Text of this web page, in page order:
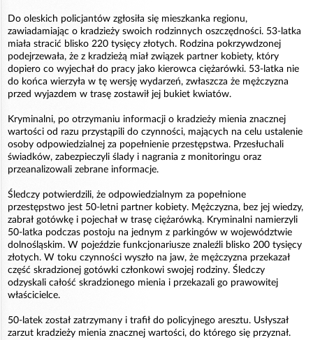
Do oleskich policjantów zgłosiła się mieszkanka regionu,
zawiadamiając o kradzieży swoich rodzinnych oszczędności. 53-latka
miała stracić blisko 220 tysięcy złotych. Rodzina pokrzywdzonej
podejrzewała, że z kradzieżą miał związek partner kobiety, który
dopiero co wyjechał do pracy jako kierowca ciężarówki. 53-latka nie
do końca wierzyła w tę wersję wydarzeń, zwłaszcza że mężczyzna
przed wyjazdem w trasę zostawił jej bukiet kwiatów.
Kryminalni, po otrzymaniu informacji o kradzieży mienia znacznej
wartości od razu przystąpili do czynności, mających na celu ustalenie
osoby odpowiedzialnej za popełnienie przestępstwa. Przesłuchali
świadków, zabezpieczyli ślady i nagrania z monitoringu oraz
przeanalizowali zebrane informacje.
Śledczy potwierdzili, że odpowiedzialnym za popełnione
przestępstwo jest 50-letni partner kobiety. Mężczyzna, bez jej wiedzy,
zabrał gotówkę i pojechał w trasę ciężarówką. Kryminalni namierzyli
50-latka podczas postoju na jednym z parkingów w województwie
dolnośląskim. W pojeździe funkcjonariusze znaleźli blisko 200 tysięcy
złotych. W toku czynności wyszło na jaw, że mężczyzna przekazał
część skradzionej gotówki członkowi swojej rodziny. Śledczy
odzyskali całość skradzionego mienia i przekazali go prawowitej
właścicielce.
50-latek został zatrzymany i trafił do policyjnego aresztu. Usłyszał
zarzut kradzieży mienia znacznej wartości, do którego się przyznał.